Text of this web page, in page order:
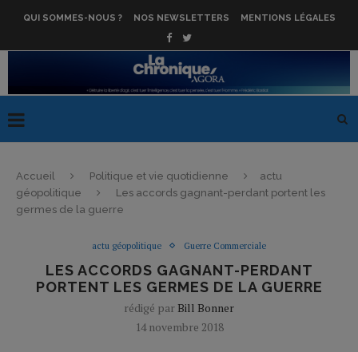
QUI SOMMES-NOUS ? NOS NEWSLETTERS MENTIONS LÉGALES
Accueil Politique et vie quotidienne
actu
géopolitique
Les accords gagnant-perdant portent les
germes de la guerre
actu géopolitique Guerre Commerciale
LES ACCORDS GAGNANT-PERDANT
PORTENT LES GERMES DE LA GUERRE
rédigé par Bill Bonner
14 novembre 2018